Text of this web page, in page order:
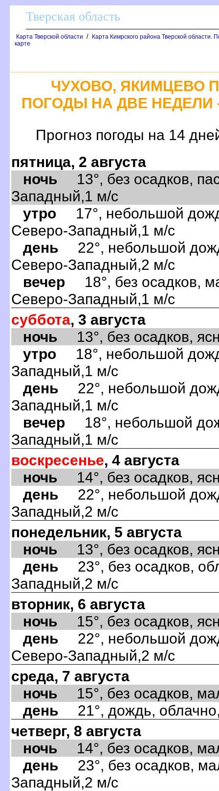
Тверская область
Карта Тверской области /
Карта Кимрского района Тверской области.
карте
ЧУХОВО, ЯКИМЦЕВО
ПОГОДЫ НА ДВЕ НЕДЕЛИ
Прогноз погоды на 14
пятница, 2 августа
ночь 13°, без осадков,
Западный,1 м/с
утро 17°, небольшой
Северо-Западный,1 м/с
день 22°, небольшой
Северо-Западный,2 м/с
вечер 18°, без осадков,
Северо-Западный,1 м/с
суббота, 3 августа
ночь 13°, без осадков,
утро 18°, небольшой
Западный,1 м/с
день 22°, небольшой
Западный,1 м/с
вечер 18°, небольшой
Западный,1 м/с
воскресенье, 4 августа
ночь 14°, без осадков,
день 22°, небольшой
Западный,2 м/с
понедельник, 5 августа
ночь 13°, без осадков,
день 23°, без осадков,
Западный,2 м/с
вторник, 6 августа
ночь 15°, без осадков,
день 22°, небольшой
Северо-Западный,2 м/с
среда, 7 августа
ночь 15°, без осадков,
день 21°, дождь,
четверг, 8 августа
ночь 14°, без осадков,
день 23°, без осадков,
Западный,2 м/с